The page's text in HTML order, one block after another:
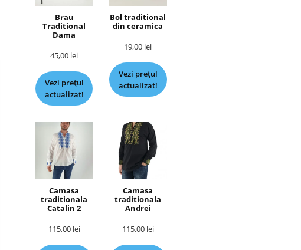
Brau
Traditional
Dama
45,00 lei
Vezi prețul
actualizat!
Bol traditional
din ceramica
19,00 lei
Vezi prețul
actualizat!
Camasa
traditionala
Catalin 2
115,00 lei
Camasa
traditionala
Andrei
115,00 lei